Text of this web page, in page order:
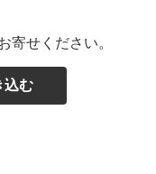
寄せください。
込む